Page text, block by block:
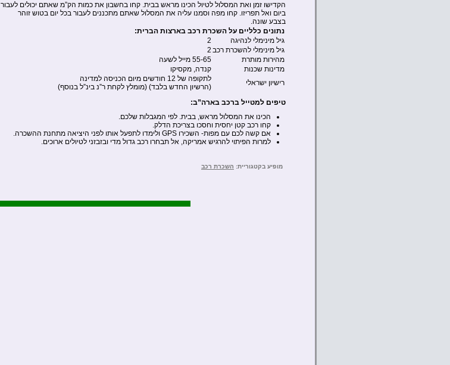
הקדישו זמן ואת המסלול לטיול הכינו מראש בבית. קחו בחשבון את כמות הק”מ שאתם יכולים לעבור
ביום ואל תפריזו. קחו מפה וסמנו עליה את המסלול שאתם מתכננים לעבור בכל יום בטוש זוהר
בצבע שונה.
נתונים כלליים על השכרת רכב בארצות הברית:
גיל מינימלי לנהיגה
2
גיל מינימלי להשכרת רכב 2
מהירות מותרת
55-65 מייל לשעה
מדינות שכנות
קנדה, מקסיקו
רישיון ישראלי
לתקופה של 12 חודשים מיום הכניסה למדינה
(הרשיון החדש בלבד) (מומלץ לקחת ר”נ בינ”ל בנוסף)
טיפים למטייל ברכב בארה”ב:
הכינו את המסלול מראש, בבית. לפי המגבלות שלכם.
קחו רכב קטן יחסית וחסכו בצריכת הדלק.
אם קשה לכם עם מפות- השכירו GPS ולימדו לתפעל אותו לפני היציאה מתחנת ההשכרה.
למרות הפיתוי להרגיש אמריקה, אל תבחרו רכב גדול מדי ובזבזני לטיולים ארוכים.
מופיע בקטגוריית: השכרת רכב